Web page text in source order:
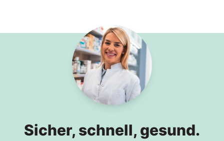
Sicher, schnell, gesund.